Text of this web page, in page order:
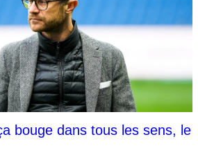
bouge dans tous les sens, le